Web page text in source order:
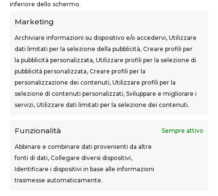
inferiore dello schermo.
Marketing
Archiviare informazioni su dispositivo e/o accedervi, Utilizzare
dati limitati per la selezione della pubblicità, Creare profili per
la pubblicità personalizzata, Utilizzare profili per la selezione di
pubblicità personalizzata, Creare profili per la
personalizzazione dei contenuti, Utilizzare profili per la
selezione di contenuti personalizzati, Sviluppare e migliorare i
servizi, Utilizzare dati limitati per la selezione dei contenuti.
Funzionalità Sempre attivo
Abbinare e combinare dati provenienti da altre
fonti di dati, Collegare diversi dispositivi,
Identificare i dispositivi in base alle informazioni
trasmesse automaticamente.
SEDI CORSI
Sovigliana – Vinci
Via F.lli Cairoli, 12
Castelfranco di Sotto
Teknoform srl – p.iva 05765060487 – Cap. Soc. euro
10.000 – CCIAA Toscana Nord Ovest – n.isc. REA PI-